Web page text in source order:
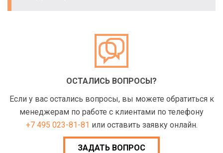
ОСТАЛИСЬ ВОПРОСЫ?
Если у вас остались вопросы, вы можете обратиться к
менеджерам по работе с клиентами по телефону
+7 495 023-81-81 или оставить заявку онлайн.
ЗАДАТЬ ВОПРОС